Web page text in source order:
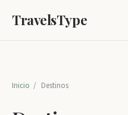
TravelsType
Inicio / Destinos